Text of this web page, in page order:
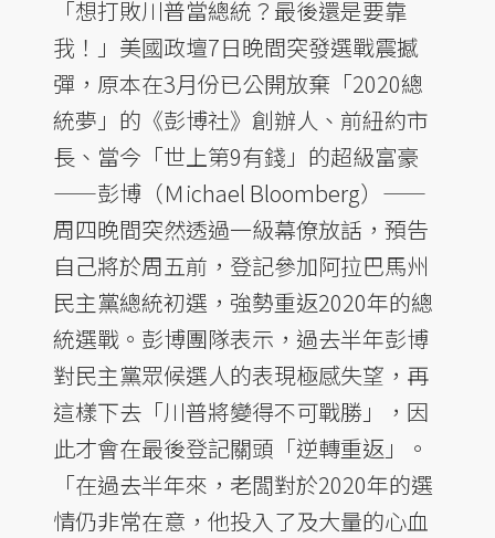
「想打敗川普當總統？最後還是要靠
我！」美國政壇7日晚間突發選戰震撼
彈，原本在3月份已公開放棄「2020總
統夢」的《彭博社》創辦人、前紐約市
長、當今「世上第9有錢」的超級富豪
——彭博（Ｍichael Bloomberg）——
周四晚間突然透過一級幕僚放話，預告
自己將於周五前，登記參加阿拉巴馬州
民主黨總統初選，強勢重返2020年的總
統選戰。彭博團隊表示，過去半年彭博
對民主黨眾候選人的表現極感失望，再
這樣下去「川普將變得不可戰勝」，因
此才會在最後登記關頭「逆轉重返」。
「在過去半年來，老闆對於2020年的選
情仍非常在意，他投入了及大量的心血